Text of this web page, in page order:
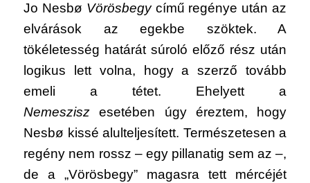
Jo Nesbø Vörösbegycímű regénye után az
elvárások az egekbe szöktek. A
tökéletesség határát súroló előző rész után
logikus lett volna, hogy a szerző tovább
emeli a tétet. Ehelyett a
Nemeszisz esetében úgy éreztem, hogy
Nesbø kissé alulteljesített. Természetesen a
regény nem rossz – egy pillanatig sem az –,
de a „Vörösbegy” magasra tett mércéjét